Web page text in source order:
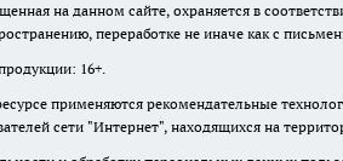
на данном сайте, охраняется в
переработке не иначе как с
16+.
применяются рекомендательные
сети "Интернет", находящихся на